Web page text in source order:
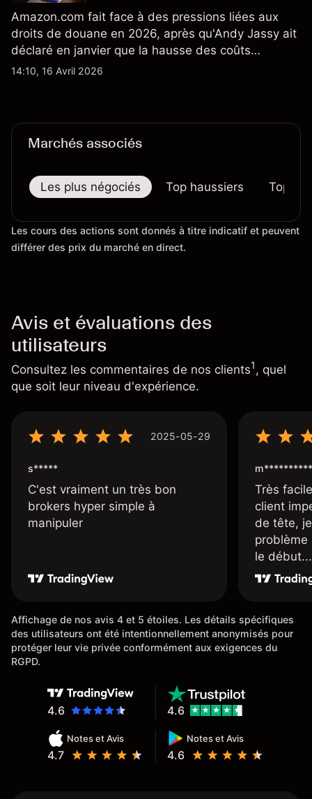
Amazon.com fait face à des pressions liées aux
droits de douane en 2026, après qu'Andy Jassy ait
déclaré en janvier que la hausse des coûts
d'importation commençait à se répercuter sur
14:10, 16 Avril 2026
Marchés associés
Les plus négociés Top haussiers Top
Les cours des actions sont donnés à titre indicatif et peuvent
différer des prix du marché en direct.
Avis et évaluations des
utilisateurs
Consultez les commentaires de nos clients1, quel
que soit leur niveau d'expérience.
2025-05-29
s*****
C'est vraiment un très bon
brokers hyper simple à
manipuler
m**********
Très
client
de tête,
problème
le début...
Affichage de nos avis 4 et 5 étoiles. Les détails spécifiques
des utilisateurs ont été intentionnellement anonymisés pour
protéger leur vie privée conformément aux exigences du
RGPD.
4.6
Notes et Avis
4.7
Notes et Avis
4.6
4.6